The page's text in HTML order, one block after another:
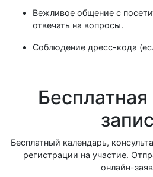
Вежливое общение с
отвечать на вопросы.
Соблюдение дресс-кода
Бесплатный календарь,
регистрации на участие.
онлайн-